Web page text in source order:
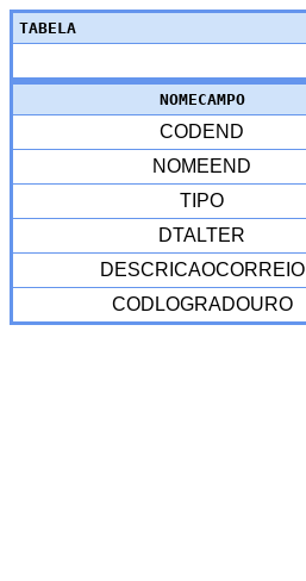
TABELA
NOMECAMPO
CODEND
NOMEEND
TIPO
DTALTER
DESCRICAOCORREIO
CODLOGRADOURO